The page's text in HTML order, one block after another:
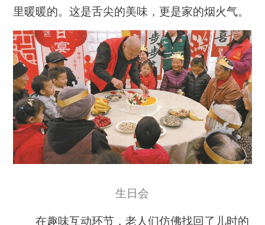
里暖暖的。这是舌尖的美味，更是家的烟火气。
生日会
在趣味互动环节，老人们仿佛找回了儿时的